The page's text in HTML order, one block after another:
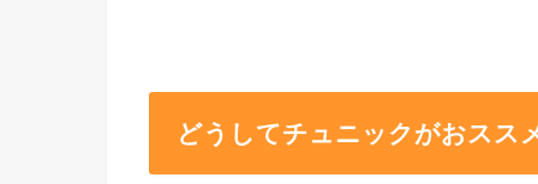
どうしてチュニックがおスス